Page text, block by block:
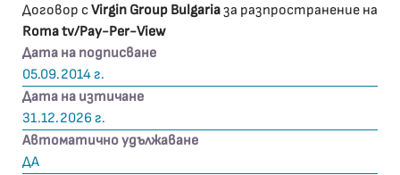
Договор сVirgin Group Bulgariaза разпространение на
Roma tv/Pay-Per-View
Дата на подписване
05.09.2014 г.
Дата на изтичане
31.12.2026 г.
Автоматично удължаване
ДА